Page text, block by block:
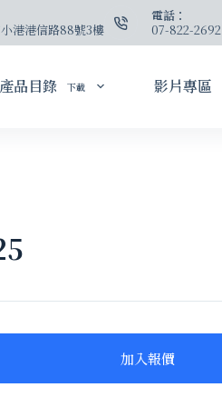
港港信路88號3樓
電話：
07-822-2692
品目錄 下載 影片專區
加入報價